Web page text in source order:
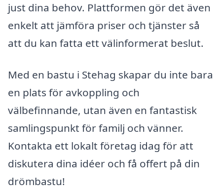
just dina behov. Plattformen gör det även
enkelt att jämföra priser och tjänster så
att du kan fatta ett välinformerat beslut.
Med en bastu i Stehag skapar du inte bara
en plats för avkoppling och
välbefinnande, utan även en fantastisk
samlingspunkt för familj och vänner.
Kontakta ett lokalt företag idag för att
diskutera dina idéer och få offert på din
drömbastu!